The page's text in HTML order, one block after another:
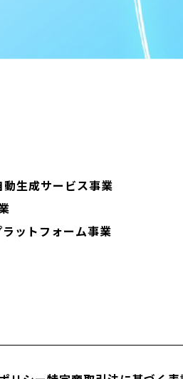
生成サービス事業
ットフォーム事業